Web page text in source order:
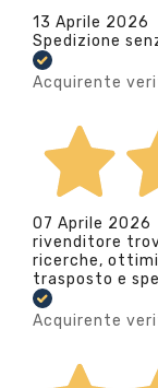
13 Aprile 2026
Spedizione
Acquirente
07 Aprile 2026
rivenditore
ricerche,
trasposto e
Acquirente